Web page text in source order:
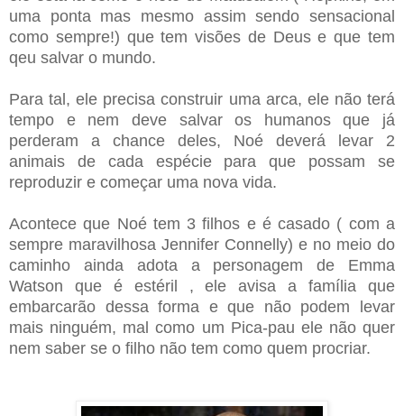
uma ponta mas mesmo assim sendo sensacional
como sempre!) que tem visões de Deus e que tem
qeu salvar o mundo.
Para tal, ele precisa construir uma arca, ele não terá
tempo e nem deve salvar os humanos que já
perderam a chance deles, Noé deverá levar 2
animais de cada espécie para que possam se
reproduzir e começar uma nova vida.
Acontece que Noé tem 3 filhos e é casado ( com a
sempre maravilhosa Jennifer Connelly) e no meio do
caminho ainda adota a personagem de Emma
Watson que é estéril , ele avisa a família que
embarcarão dessa forma e que não podem levar
mais ninguém, mal como um Pica-pau ele não quer
nem saber se o filho não tem como quem procriar.